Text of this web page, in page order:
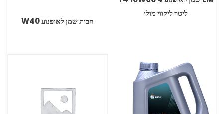
ליטר ליקווי מולי
חבית שמן לאופנוע 40‏W